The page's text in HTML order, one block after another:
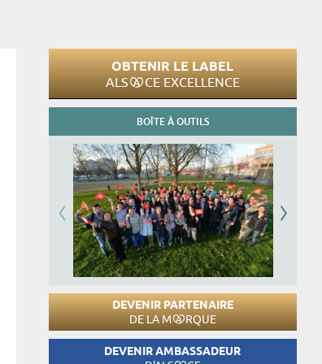
OBTENIR LE LABEL
ALS CE EXCELLENCE
BOÎTE À OUTILS
DEVENIR PARTENAIRE
DE LA M RQUE
DEVENIR AMBASSADEUR